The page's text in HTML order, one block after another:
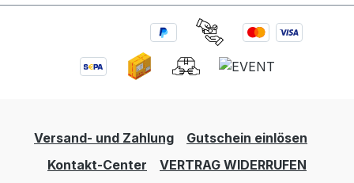
Versand- und Zahlung
Gutschein einlösen
Kontakt-Center
VERTRAG WIDERRUFEN